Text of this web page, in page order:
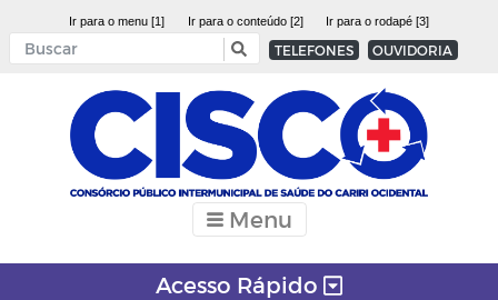
Ir para o menu [1] Ir para o conteúdo [2] Ir para o rodapé [3]
TELEFONES OUVIDORIA
Menu
Acesso Rápido